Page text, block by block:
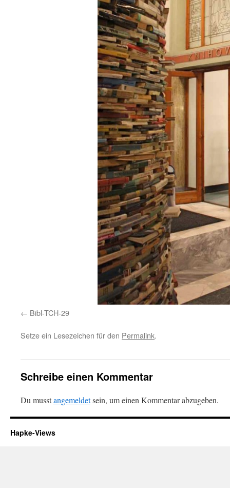
Bibl-TCH-29
Setze ein Lesezeichen für den Permalink.
Schreibe einen Kommentar
Du musstangemeldetsein, um einen Kommentar abzugeben.
Hapke-Views